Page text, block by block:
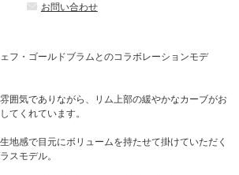
お問い合わせ
フ・ゴールドブラムとのコラボレーションモデ
囲気でありながら、リム上部の緩やかなカーブがお
てくれています。
地感で目元にボリュームを持たせて掛けていただく
スモデル。